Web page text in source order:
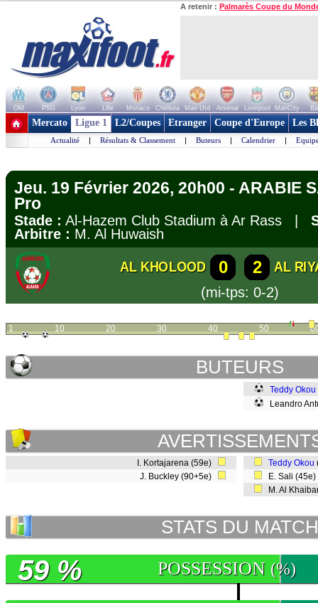
A retenir : Palmarès Coupe du
OM PSG Lyon Lille Monaco Chelsea Man Utd Arsenal Liverpool ManCity
+ de clubs
Mercato Ligue 1 L2/Coupes Etranger Coupe d'Europe Les
Actualité | Résultats & Classement | Buteurs | Calendrier |
Jeu. 19 Février 2026, 20h00 - ARABIE
Pro
Stade : Al-Hazem Club Stadium à Ar Rass |
Arbitre : M. Al Huwaish
AL KHOLOOD 0 2
AL
(mi-tps: 0-2)
1 10 20 30 40 50
BUTEURS
Teddy Okou
Leandro
I. Kortajarena (59e)
J. Buckley (90+5e)
Teddy Okou
E. Sali
M. Al
STATS DU MATCH
POSSESSION (%)
59 %